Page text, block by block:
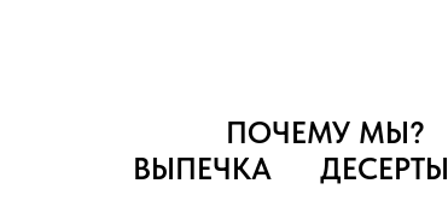
ПОЧЕМУ МЫ?
ВЫПЕЧКА
ДЕСЕРТЫ